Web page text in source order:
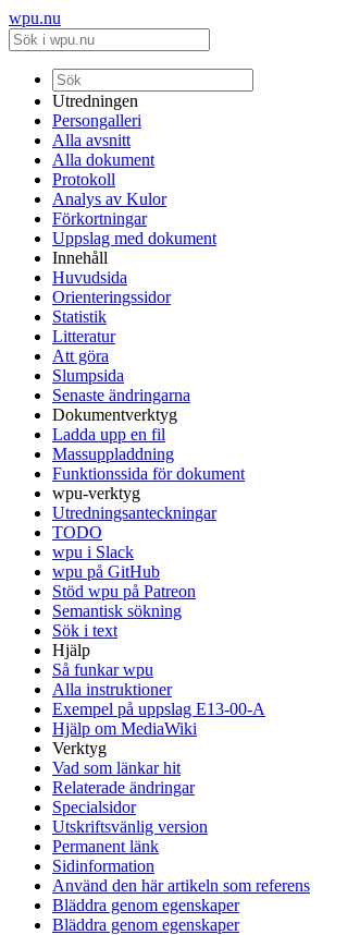
wpu.nu
Utredningen
Persongalleri
Alla avsnitt
Alla dokument
Protokoll
Analys av Kulor
Förkortningar
Uppslag med dokument
Innehåll
Huvudsida
Orienteringssidor
Statistik
Litteratur
Att göra
Slumpsida
Senaste ändringarna
Dokumentverktyg
Ladda upp en fil
Massuppladdning
Funktionssida för dokument
wpu-verktyg
Utredningsanteckningar
TODO
wpu i Slack
wpu på GitHub
Stöd wpu på Patreon
Semantisk sökning
Sök i text
Hjälp
Så funkar wpu
Alla instruktioner
Exempel på uppslag E13-00-A
Hjälp om MediaWiki
Verktyg
Vad som länkar hit
Relaterade ändringar
Specialsidor
Utskriftsvänlig version
Permanent länk
Sidinformation
Använd den här artikeln som referens
Bläddra genom egenskaper
Bläddra genom egenskaper